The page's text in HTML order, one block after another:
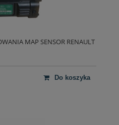
MAP SENSOR RENAULT
do koszyka